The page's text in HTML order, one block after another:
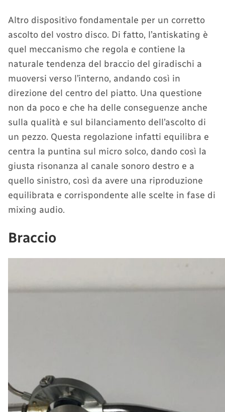
Altro dispositivo fondamentale per un corretto
ascolto del vostro disco. Di fatto, l’antiskating è
quel meccanismo che regola e contiene la
naturale tendenza del braccio del giradischi a
muoversi verso l’interno, andando così in
direzione del centro del piatto. Una questione
non da poco e che ha delle conseguenze anche
sulla qualità e sul bilanciamento dell’ascolto di
un pezzo. Questa regolazione infatti equilibra e
centra la puntina sul micro solco, dando così la
giusta risonanza al canale sonoro destro e a
quello sinistro, così da avere una riproduzione
equilibrata e corrispondente alle scelte in fase di
mixing audio.
Braccio